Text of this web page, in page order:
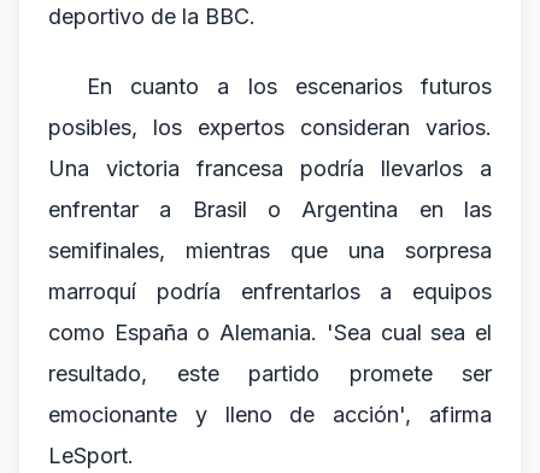
deportivo de la BBC.
En cuanto a los escenarios futuros
posibles, los expertos consideran varios.
Una victoria francesa podría llevarlos a
enfrentar a Brasil o Argentina en las
semifinales, mientras que una sorpresa
marroquí podría enfrentarlos a equipos
como España o Alemania. 'Sea cual sea el
resultado, este partido promete ser
emocionante y lleno de acción', afirma
LeSport.